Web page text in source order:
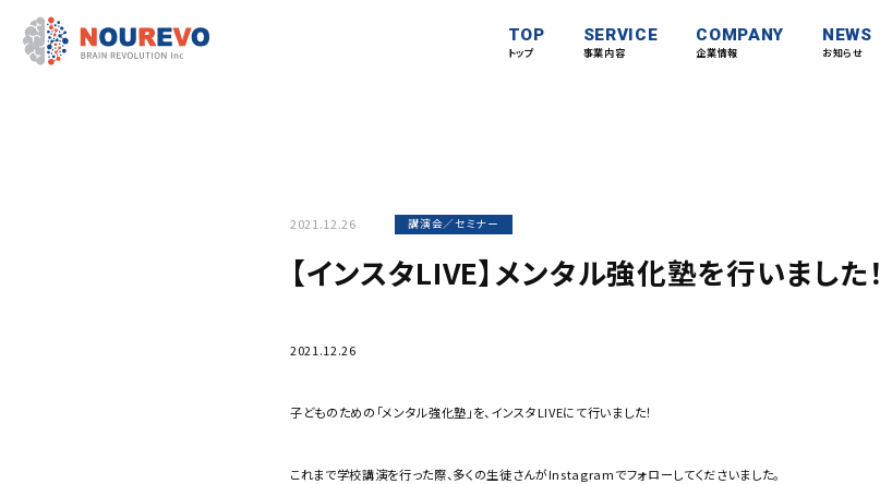
TOP
トップ
SERVICE
事業内容
COMPANY
企業情報
NEWS
お知らせ
2021.12.26 講演会／セミナー
【インスタLIVE】メンタル強化塾を行いました！
2021.12.26
子どものための「メンタル強化塾」を、インスタLIVEにて行いました！
これまで学校講演を行った際、多くの生徒さんがInstagramでフォローしてくださいました。